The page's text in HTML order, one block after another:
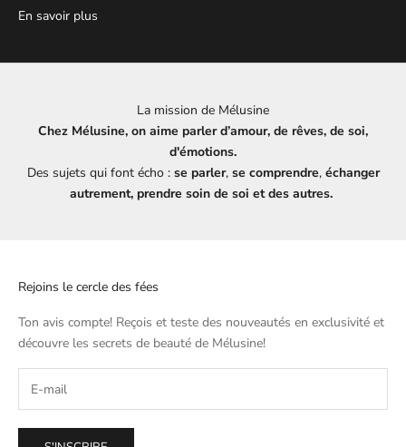
En savoir plus
La mission de Mélusine
Chez Mélusine, on aime parler d’amour, de rêves, de soi,
d'émotions.
Des sujets qui font écho : se parler, se comprendre, échanger
autrement, prendre soin de soi et des autres.
Rejoins le cercle des fées
Ton avis compte! Reçois et teste des nouveautés en exclusivité et
découvre les secrets de beauté de Mélusine!